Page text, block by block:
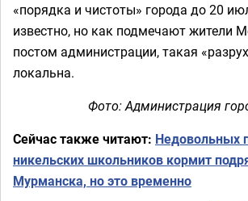
«порядка и чистоты» города до 20
известно, но как подмечают жители
постом администрации, такая
локальна.
Фото: Администрация
Сейчас также читают: Недовольных
никельских школьников кормит
Мурманска, но это временно